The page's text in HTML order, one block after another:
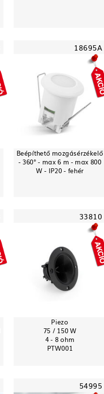
18695A
Beépíthető mozgásérzékelő
- 360° - max 6 m - max 800
W - IP20 - fehér
33810
Piezo
75 / 150 W
4 - 8 ohm
PTW001
54995